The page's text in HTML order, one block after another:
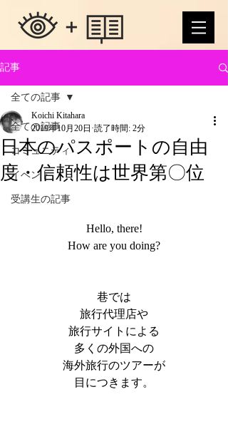
記事
全ての記事
コミュニティ
イベント
受講生の記事
全ての記事
日本のパスポートの自由
度・信頼性は世界第〇位
Koichi Kitahara
2019年10月20日 読了時間: 2分
Hello, there!
How are you doing?
巷では
旅行代理店や
旅行サイトによる
多くの外国への
海外旅行のツアーが
目につきます。